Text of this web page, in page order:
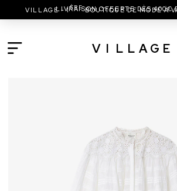
VILLAGE - 1ÈREBOUTIQUE DE MODE À VALENCE - MARC
LIVRAISON OFFERTE DÈS 400€
V I L L A G E